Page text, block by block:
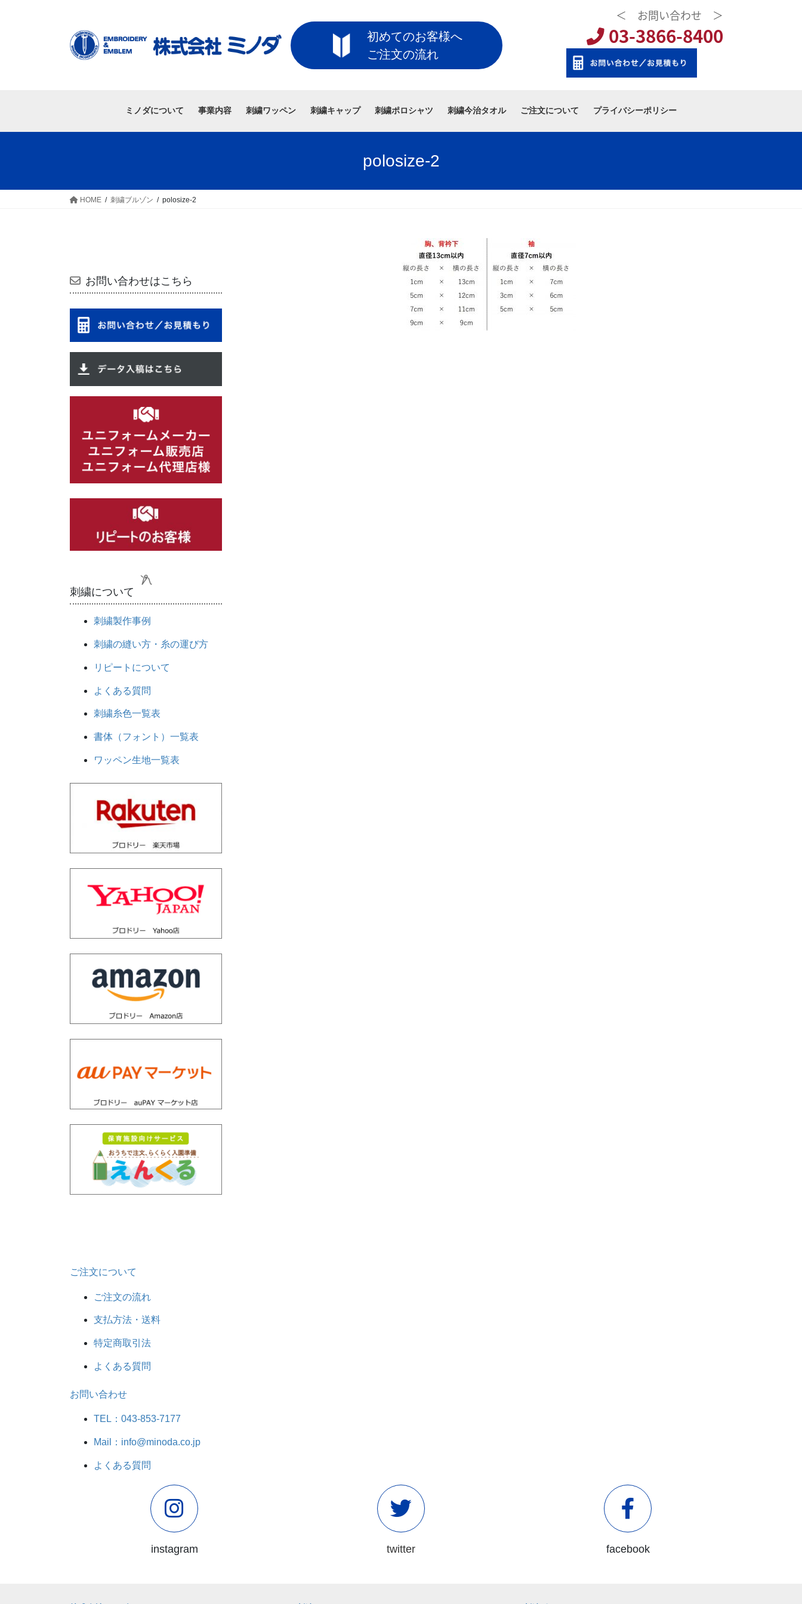
初めてのお客様へ
ご注文の流れ
＜ お問い合わせ ＞
03-3866-8400
ミノダについて 事業内容 刺繍ワッペン 刺繍キャップ 刺繍ポロシャツ 刺繍今治タオル ご注文について プライバシーポリシー
polosize-2
HOME 刺繍ブルゾン polosize-2
お問い合わせはこちら
刺繍について
刺繍製作事例
刺繍の縫い方・糸の運び方
リピートについて
よくある質問
刺繍糸色一覧表
書体（フォント）一覧表
ワッペン生地一覧表
ご注文について
ご注文の流れ
支払方法・送料
特定商取引法
よくある質問
お問い合わせ
TEL：043-853-7177
Mail：info@minoda.co.jp
よくある質問
instagram twitter facebook